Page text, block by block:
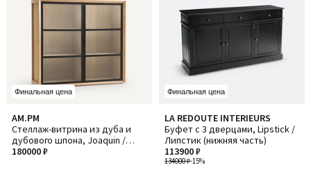
Финальная цена
AM.PM
Стеллаж-витрина из дуба и
дубового шпона, Joaquin /
Хоакин
180000 ₽
4,2
/ 5
Финальная цена
LA REDOUTE INTERIEURS
Буфет с 3 дверцами, Lipstick /
Липстик (нижняя часть)
134000 ₽-15%
113900 ₽
3,9
/ 5